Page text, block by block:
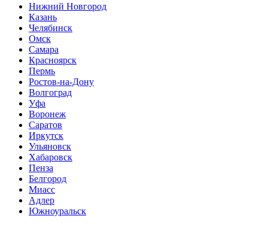
Нижний Новгород
Казань
Челябинск
Омск
Самара
Красноярск
Пермь
Ростов-на-Дону
Волгоград
Уфа
Воронеж
Саратов
Иркутск
Ульяновск
Хабаровск
Пенза
Белгород
Миасс
Адлер
Южноуральск